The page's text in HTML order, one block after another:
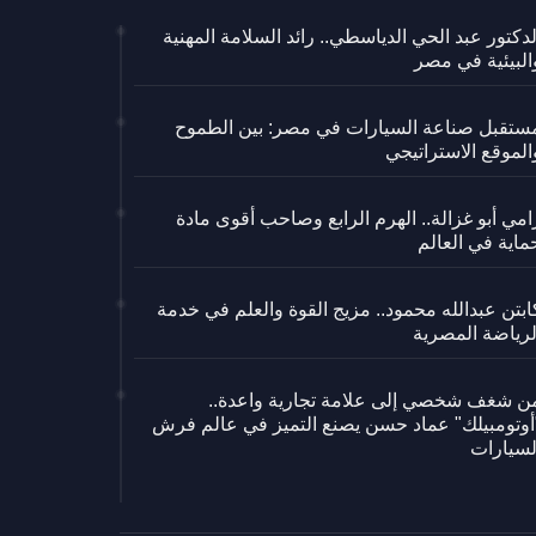
الدكتور عبد الحي الدياسطي.. رائد السلامة المهنية
في مصر
صناعة السيارات في مصر: بين الطموح
الاستراتيجي
أبو غزالة.. الهرم الرابع وصاحب أقوى مادة
في العالم
عبدالله محمود.. مزيج القوة والعلم في خدمة
الرياضة المصرية
شغف شخصي إلى علامة تجارية واعدة..
عماد حسن يصنع التميز في عالم فرش
السيارات